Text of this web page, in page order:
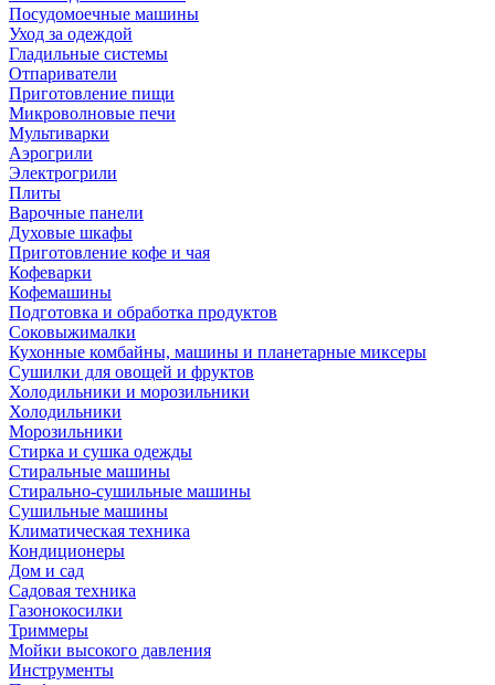
Посудомоечные машины
Уход за одеждой
Гладильные системы
Отпариватели
Приготовление пищи
Микроволновые печи
Мультиварки
Аэрогрили
Электрогрили
Плиты
Варочные панели
Духовые шкафы
Приготовление кофе и чая
Кофеварки
Кофемашины
Подготовка и обработка продуктов
Соковыжималки
Кухонные комбайны, машины и планетарные миксеры
Сушилки для овощей и фруктов
Холодильники и морозильники
Холодильники
Морозильники
Стирка и сушка одежды
Стиральные машины
Стирально-сушильные машины
Сушильные машины
Климатическая техника
Кондиционеры
Дом и сад
Садовая техника
Газонокосилки
Триммеры
Мойки высокого давления
Инструменты